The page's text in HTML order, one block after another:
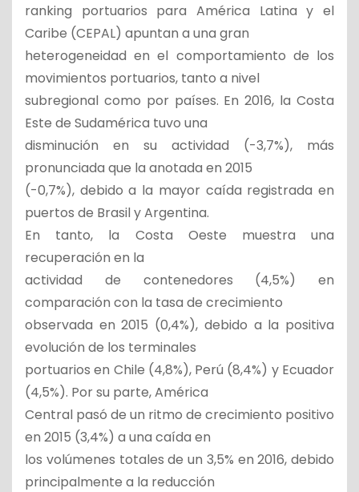
ranking portuarios para América Latina y el
Caribe (CEPAL) apuntan a una gran
heterogeneidad en el comportamiento de los
movimientos portuarios, tanto a nivel
subregional como por países. En 2016, la Costa
Este de Sudamérica tuvo una
disminución en su actividad (-3,7%), más
pronunciada que la anotada en 2015
(-0,7%), debido a la mayor caída registrada en
puertos de Brasil y Argentina.
En tanto, la Costa Oeste muestra una
recuperación en la
actividad de contenedores (4,5%) en
comparación con la tasa de crecimiento
observada en 2015 (0,4%), debido a la positiva
evolución de los terminales
portuarios en Chile (4,8%), Perú (8,4%) y Ecuador
(4,5%). Por su parte, América
Central pasó de un ritmo de crecimiento positivo
en 2015 (3,4%) a una caída en
los volúmenes totales de un 3,5% en 2016, debido
principalmente a la reducción